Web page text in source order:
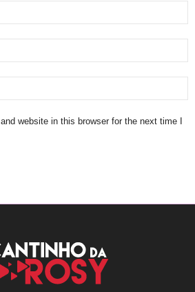
website in this browser for the next time I